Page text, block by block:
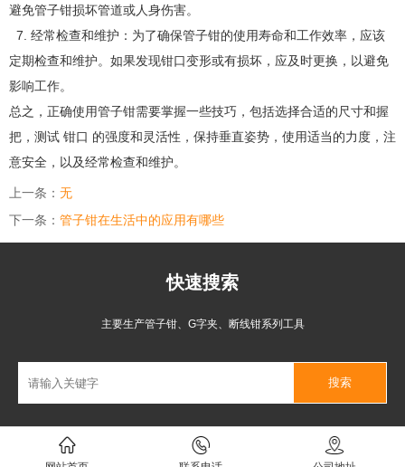
避免管子钳损坏管道或人身伤害。
7. 经常检查和维护：为了确保管子钳的使用寿命和工作效率，应该
定期检查和维护。如果发现钳口变形或有损坏，应及时更换，以避免
影响工作。
总之，正确使用管子钳需要掌握一些技巧，包括选择合适的尺寸和握
把，测试 钳口 的强度和灵活性，保持垂直姿势，使用适当的力度，注
意安全，以及经常检查和维护。
上一条： 无
下一条： 管子钳在生活中的应用有哪些
快速搜索
主要生产管子钳、G字夹、断线钳系列工具